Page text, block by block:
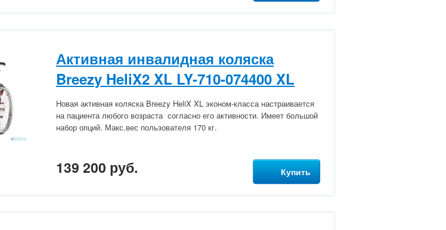
Активная инвалидная коляска
Breezy HeliX2 XL LY-710-074400 XL
Новая активная коляска Breezy HeliX XL эконом-класса настраивается
на пациента любого возраста согласно его активности. Имеет большой
набор опций. Макс.вес пользователя 170 кг.
139 200 руб. Купить